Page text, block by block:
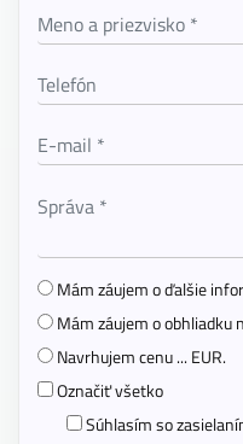
Mám záujem o ďalšie
Mám záujem o obhliadku
Navrhujem cenu ... EUR.
Označiť všetko
Súhlasím so